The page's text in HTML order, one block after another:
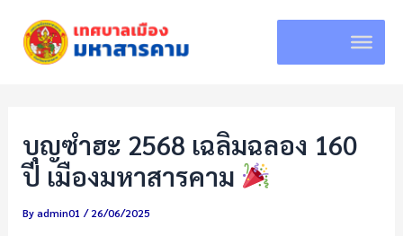
content
บุญซำฮะ 2568 เฉลิมฉลอง 160
ปี เมืองมหาสารคาม
Byadmin01/26/06/2025